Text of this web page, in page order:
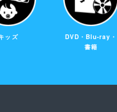
ッズ
DVD・Blu-ray・
書籍